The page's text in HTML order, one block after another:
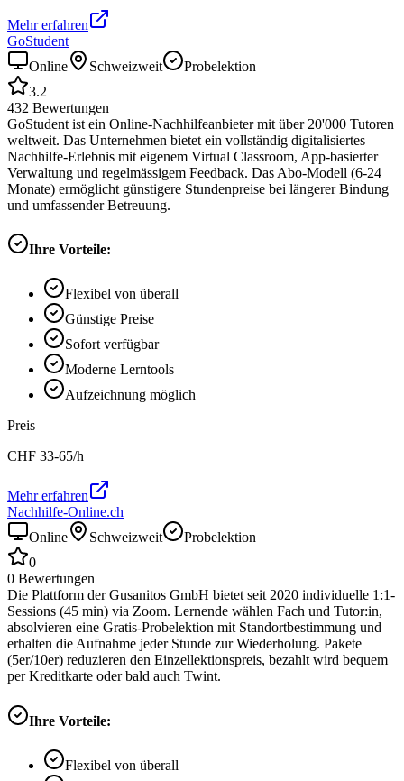
Mehr erfahren
GoStudent
Online
Schweizweit
Probelektion
3.2
432 Bewertungen
GoStudent ist ein Online-Nachhilfeanbieter mit über 20'000 Tutoren
weltweit. Das Unternehmen bietet ein vollständig digitalisiertes
Nachhilfe-Erlebnis mit eigenem Virtual Classroom, App-basierter
Verwaltung und regelmässigem Feedback. Das Abo-Modell (6-24
Monate) ermöglicht günstigere Stundenpreise bei längerer Bindung
und umfassender Betreuung.
Ihre Vorteile:
Flexibel von überall
Günstige Preise
Sofort verfügbar
Moderne Lerntools
Aufzeichnung möglich
Preis
CHF 33-65/h
Mehr erfahren
Nachhilfe-Online.ch
Online
Schweizweit
Probelektion
0
0 Bewertungen
Die Plattform der Gusanitos GmbH bietet seit 2020 individuelle 1:1-
Sessions (45 min) via Zoom. Lernende wählen Fach und Tutor:in,
absolvieren eine Gratis-Probelektion mit Standortbestimmung und
erhalten die Aufnahme jeder Stunde zur Wiederholung. Pakete
(5er/10er) reduzieren den Einzellektionspreis, bezahlt wird bequem
per Kreditkarte oder bald auch Twint.
Ihre Vorteile:
Flexibel von überall